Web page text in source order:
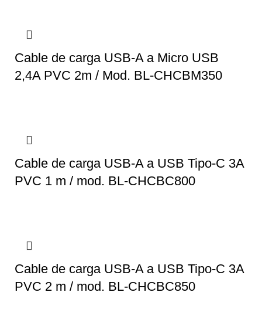
Cable de carga USB-A a Micro USB
2,4A PVC 2m / Mod. BL-CHCBM350
Cable de carga USB-A a USB Tipo-C 3A
PVC 1 m / mod. BL-CHCBC800
Cable de carga USB-A a USB Tipo-C 3A
PVC 2 m / mod. BL-CHCBC850